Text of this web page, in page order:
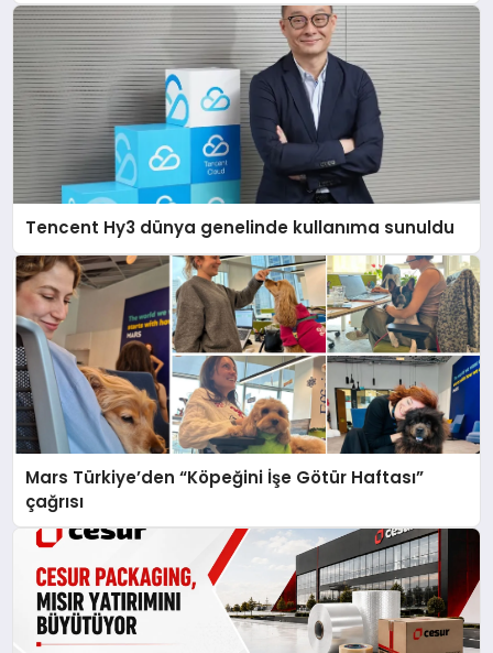
Tencent Hy3 dünya genelinde kullanıma sunuldu
Mars Türkiye’den “Köpeğini İşe Götür Haftası”
çağrısı